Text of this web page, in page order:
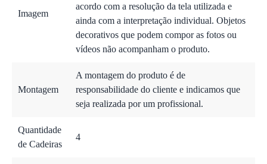
Imagem
acordo com a resolução da tela utilizada e
ainda com a interpretação individual. Objetos
decorativos que podem compor as fotos ou
vídeos não acompanham o produto.
Montagem
A montagem do produto é de
responsabilidade do cliente e indicamos que
seja realizada por um profissional.
Quantidade
de Cadeiras
4